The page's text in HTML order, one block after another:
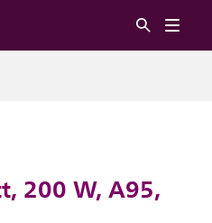
200 W, A95,